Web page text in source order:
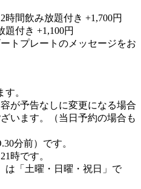
間飲み放題付き +1,700円
付き +1,100円
トプレートのメッセージをお
。
が予告なしに変更になる場合
います。（当日予約の場合も
分前）です。
時です。
は「土曜・日曜・祝日」で